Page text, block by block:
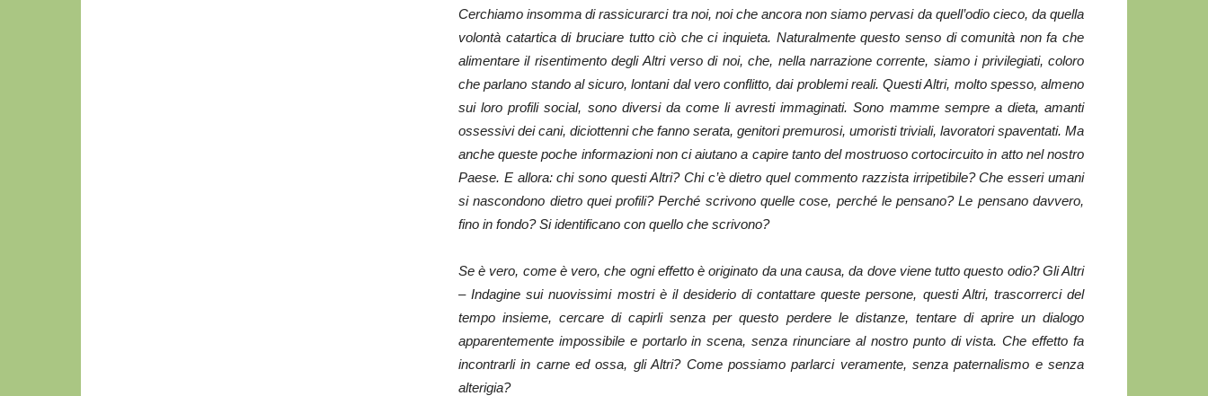
Cerchiamo insomma di rassicurarci tra noi, noi che ancora non siamo pervasi da quell’odio cieco, da quella
volontà catartica di bruciare tutto ciò che ci inquieta. Naturalmente questo senso di comunità non fa che
alimentare il risentimento degli Altri verso di noi, che, nella narrazione corrente, siamo i privilegiati, coloro
che parlano stando al sicuro, lontani dal vero conflitto, dai problemi reali. Questi Altri, molto spesso, almeno
sui loro profili social, sono diversi da come li avresti immaginati. Sono mamme sempre a dieta, amanti
ossessivi dei cani, diciottenni che fanno serata, genitori premurosi, umoristi triviali, lavoratori spaventati. Ma
anche queste poche informazioni non ci aiutano a capire tanto del mostruoso cortocircuito in atto nel nostro
Paese. E allora: chi sono questi Altri? Chi c’è dietro quel commento razzista irripetibile? Che esseri umani
si nascondono dietro quei profili? Perché scrivono quelle cose, perché le pensano? Le pensano davvero,
fino in fondo? Si identificano con quello che scrivono?
Se è vero, come è vero, che ogni effetto è originato da una causa, da dove viene tutto questo odio? Gli Altri
– Indagine sui nuovissimi mostri è il desiderio di contattare queste persone, questi Altri, trascorrerci del
tempo insieme, cercare di capirli senza per questo perdere le distanze, tentare di aprire un dialogo
apparentemente impossibile e portarlo in scena, senza rinunciare al nostro punto di vista. Che effetto fa
incontrarli in carne ed ossa, gli Altri? Come possiamo parlarci veramente, senza paternalismo e senza
alterigia?